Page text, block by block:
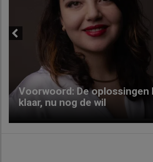
Voorwoord: De oplossingen
klaar, nu nog de wil